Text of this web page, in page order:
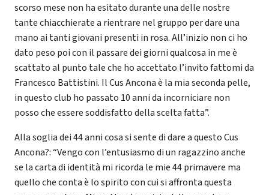
scorso mese non ha esitato durante una delle nostre
tante chiacchierate a rientrare nel gruppo per dare una
mano ai tanti giovani presenti in rosa. All’inizio non ci ho
dato peso poi con il passare dei giorni qualcosa in me è
scattato al punto tale che ho accettato l’invito fattomi da
Francesco Battistini. Il Cus Ancona è la mia seconda pelle,
in questo club ho passato 10 anni da incorniciare non
posso che essere soddisfatto della scelta fatta”.
Alla soglia dei 44 anni cosa si sente di dare a questo Cus
Ancona?: “Vengo con l’entusiasmo di un ragazzino anche
se la carta di identità mi ricorda le mie 44 primavere ma
quello che conta è lo spirito con cui si affronta questa